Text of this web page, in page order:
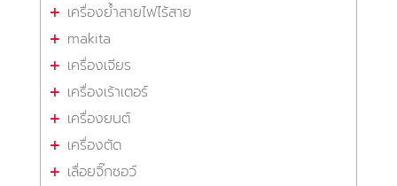
เครื่องย้ำสายไฟไร้สาย
makita
เครื่องเจียร
เครื่องเร้าเตอร์
เครื่องยนต์
เครื่องตัด
เลื่อยจิ๊กซอว์